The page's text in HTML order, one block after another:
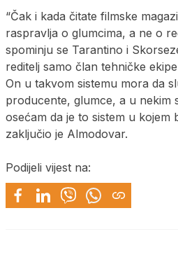
“Čak i kada čitate filmske
raspravlja o glumcima, a ne o
spominju se Tarantino i
reditelj samo član tehničke
On u takvom sistemu mora da
producente, glumce, a u nekim
osećam da je to sistem u kojem
zaključio je Almodovar.
Podijeli vijest na: